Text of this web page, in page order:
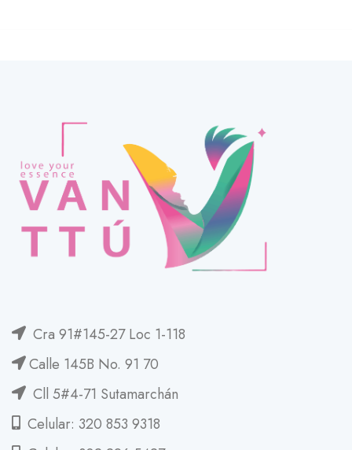
Cra 91#145-27 Loc 1-118
Calle 145B No. 91 70
Cll 5#4-71 Sutamarchán
Celular: 320 853 9318